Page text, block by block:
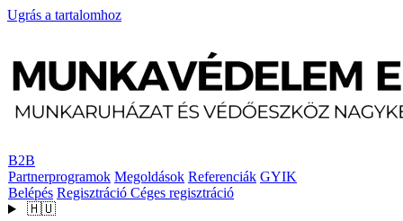
Ugrás a tartalomhoz
B2B
Partnerprogramok Megoldások Referenciák GYIK
Belépés Regisztráció Céges regisztráció
🇭🇺